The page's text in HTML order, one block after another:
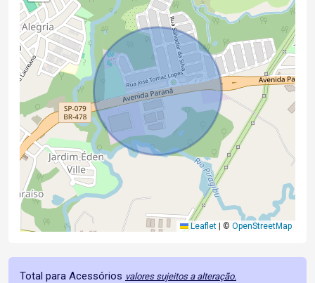
Leaflet © OpenStreetMap
Total para Acessórios valores sujeitos a alteração.